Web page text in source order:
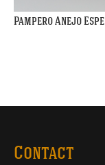
Pampero Anejo
Contact